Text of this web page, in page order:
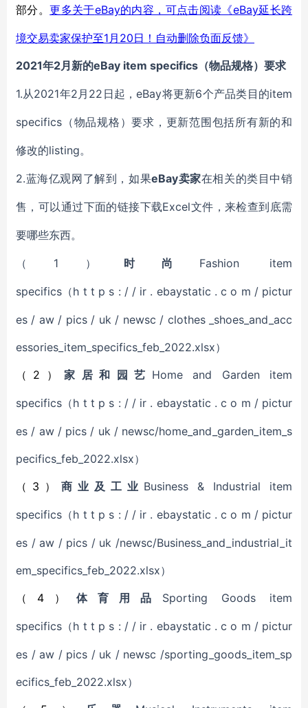
部分。更多关于eBay的内容，可点击阅读《eBay延长跨
境交易卖家保护至1月20日！自动删除负面反馈》
2021年2月新的eBay item specifics（物品规格） 要求
1.从2021年2月22日起 ，eBay将更新6个产品类目的item
specifics（物品规格）要求 ，更新范围包括所有新的和
修改的listing。
2.蓝海亿观网了解到， 如果eBay卖家在相关的类目 中销
售 ， 可以通过下面的链接下载Excel文件 ，来检查到底需
要哪些东西。
（ 1 ） 时尚 Fashion item
specifics （h t t p s : / / ir . ebaystatic . c o m / pictur
es / aw / pics / uk / newsc / clothes _shoes_and_acc
essories_item_specifics_feb_2022.xlsx）
（ 2）家居和园艺 Home and Garden item
specifics （h t t p s : / / ir . ebaystatic . c o m / pictur
es / aw / pics / uk / newsc/home_and_garden_item_s
pecifics_feb_2022.xlsx）
（ 3） 商业及工业 Business & Industrial item
specifics （h t t p s : / / ir . ebaystatic . c o m / pictur
es / aw / pics / uk /newsc/Business_and_industrial_it
em_specifics_feb_2022.xlsx）
（ 4 ） 体育用品 Sporting Goods item
specifics （h t t p s : / / ir . ebaystatic . c o m / pictur
es / aw / pics / uk / newsc /sporting_goods_item_sp
ecifics_feb_2022.xlsx）